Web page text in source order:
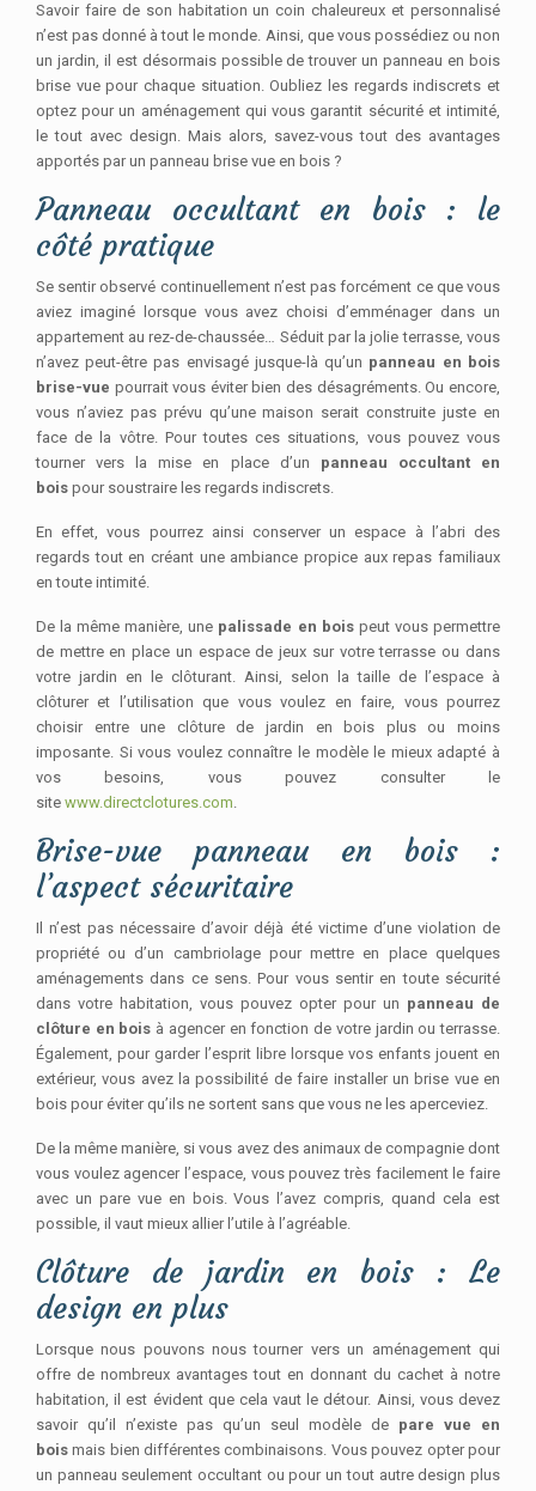
Savoir faire de son habitation un coin chaleureux et personnalisé
n’est pas donné à tout le monde. Ainsi, que vous possédiez ou non
un jardin, il est désormais possible de trouver un panneau en bois
brise vue pour chaque situation. Oubliez les regards indiscrets et
optez pour un aménagement qui vous garantit sécurité et intimité,
le tout avec design. Mais alors, savez-vous tout des avantages
apportés par un panneau brise vue en bois ?
Panneau occultant en bois : le
côté pratique
Se sentir observé continuellement n’est pas forcément ce que vous
aviez imaginé lorsque vous avez choisi d’emménager dans un
appartement au rez-de-chaussée… Séduit par la jolie terrasse, vous
n’avez peut-être pas envisagé jusque-là qu’un panneau en bois
brise-vue pourrait vous éviter bien des désagréments. Ou encore,
vous n’aviez pas prévu qu’une maison serait construite juste en
face de la vôtre. Pour toutes ces situations, vous pouvez vous
tourner vers la mise en place d’un panneau occultant en
bois pour soustraire les regards indiscrets.
En effet, vous pourrez ainsi conserver un espace à l’abri des
regards tout en créant une ambiance propice aux repas familiaux
en toute intimité.
De la même manière, une palissade en boispeut vous permettre
de mettre en place un espace de jeux sur votre terrasse ou dans
votre jardin en le clôturant. Ainsi, selon la taille de l’espace à
clôturer et l’utilisation que vous voulez en faire, vous pourrez
choisir entre une clôture de jardin en bois plus ou moins
imposante. Si vous voulez connaître le modèle le mieux adapté à
vos besoins, vous pouvez consulter le
site www.directclotures.com.
Brise-vue panneau en bois :
l’aspect sécuritaire
Il n’est pas nécessaire d’avoir déjà été victime d’une violation de
propriété ou d’un cambriolage pour mettre en place quelques
aménagements dans ce sens. Pour vous sentir en toute sécurité
dans votre habitation, vous pouvez opter pour un panneau de
clôture en bois à agencer en fonction de votre jardin ou terrasse.
Également, pour garder l’esprit libre lorsque vos enfants jouent en
extérieur, vous avez la possibilité de faire installer un brise vue en
bois pour éviter qu’ils ne sortent sans que vous ne les aperceviez.
De la même manière, si vous avez des animaux de compagnie dont
vous voulez agencer l’espace, vous pouvez très facilement le faire
avec un pare vue en bois. Vous l’avez compris, quand cela est
possible, il vaut mieux allier l’utile à l’agréable.
Clôture de jardin en bois : Le
design en plus
Lorsque nous pouvons nous tourner vers un aménagement qui
offre de nombreux avantages tout en donnant du cachet à notre
habitation, il est évident que cela vaut le détour. Ainsi, vous devez
savoir qu’il n’existe pas qu’un seul modèle de pare vue en
bois mais bien différentes combinaisons. Vous pouvez opter pour
un panneau seulement occultant ou pour un tout autre design plus